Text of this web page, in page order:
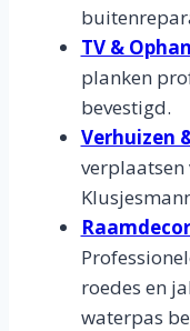
TV &
planken
bevestigd.
Verhuizen
verplaatsen
roedes en
waterpas